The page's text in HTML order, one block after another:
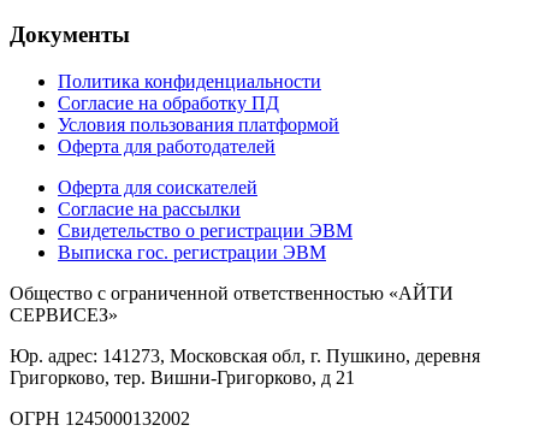
Документы
Политика конфиденциальности
Согласие на обработку ПД
Условия пользования платформой
Оферта для работодателей
Оферта для соискателей
Согласие на рассылки
Свидетельство о регистрации ЭВМ
Выписка гос. регистрации ЭВМ
Общество с ограниченной ответственностью «АЙТИ
СЕРВИСЕЗ»
Юр. адрес: 141273, Московская обл, г. Пушкино, деревня
Григорково, тер. Вишни-Григорково, д 21
ОГРН 1245000132002